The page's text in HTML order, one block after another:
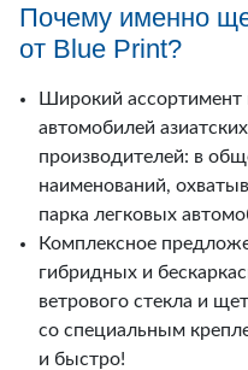
Почему именно
от Blue Print?
Широкий ассортимент
автомобилей
производителей: в
наименований,
парка легковых
Комплексное
гибридных и
ветрового стекла и
со специальным
и быстро!